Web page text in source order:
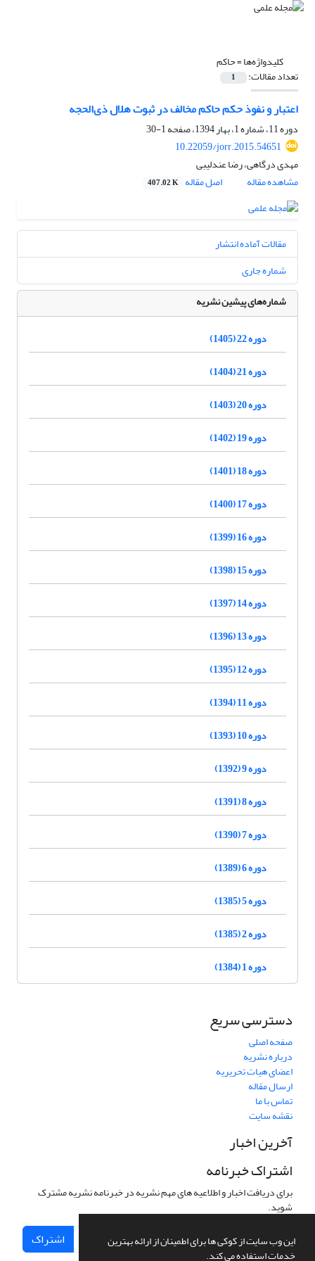
این وب سایت از کوکی ها برای اطمینان از ارائه بهترین
خدمات استفاده می کند.
کلیدواژه‌ها =حاکم
تعداد مقالات: 1
اعتبار و نفوذ حکم حاکم مخالف در ثبوت هلال ذی‌‌الحجه
دوره 11، شماره 1، بهار 1394، صفحه
1-30
10.22059/jorr.2015.54651
مهدی درگاهی، رضا عندلیبی
مشاهده مقاله
اصل مقاله 407.02 K
مقالات آماده انتشار
شماره جاری
شماره‌های پیشین نشریه
دوره 22 (1405)
دوره 21 (1404)
دوره 20 (1403)
دوره 19 (1402)
دوره 18 (1401)
دوره 17 (1400)
دوره 16 (1399)
دوره 15 (1398)
دوره 14 (1397)
دوره 13 (1396)
دوره 12 (1395)
دوره 11 (1394)
دوره 10 (1393)
دوره 9 (1392)
دوره 8 (1391)
دوره 7 (1390)
دوره 6 (1389)
دوره 5 (1385)
دوره 2 (1385)
دوره 1 (1384)
دسترسی سریع
صفحه اصلی
درباره نشریه
اعضای هیات تحریریه
ارسال مقاله
تماس با ما
نقشه سایت
آخرین اخبار
اشتراک خبرنامه
برای دریافت اخبار و اطلاعیه های مهم نشریه در خبرنامه نشریه مشترک
شوید.
اشتراک